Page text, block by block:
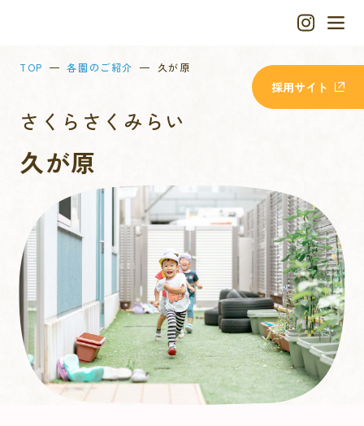
採用サイト
TOP 各園のご紹介 久が原
さくらさくみらい
久が原